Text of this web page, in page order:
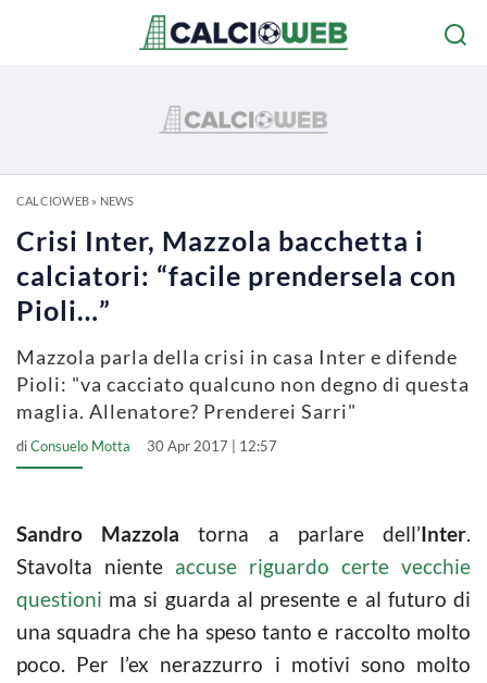
CALCIOWEB» NEWS
Crisi Inter, Mazzola bacchetta i
calciatori: “facile prendersela con
Pioli…”
Mazzola parla della crisi in casa Inter e difende
Pioli: "va cacciato qualcuno non degno di questa
maglia. Allenatore? Prenderei Sarri"
diConsuelo Motta 30 Apr 2017 | 12:57
Sandro Mazzola torna a parlare dell’Inter.
Stavolta niente accuse riguardo certe vecchie
questioni ma si guarda al presente e al futuro di
una squadra che ha speso tanto e raccolto molto
poco. Per l’ex nerazzurro i motivi sono molto